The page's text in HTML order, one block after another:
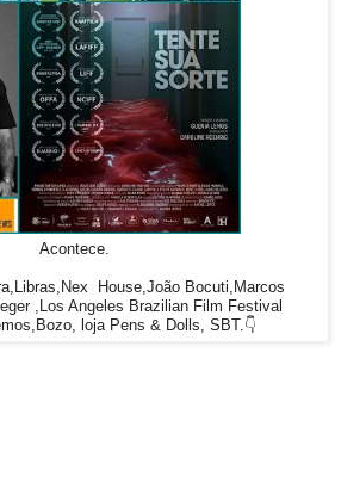
Acontece.
House,João Bocuti,Marcos
,Los Angeles Brazilian Film Festival
loja Pens & Dolls, SBT.👇